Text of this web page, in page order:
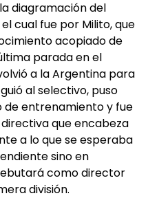
diagramación del
cual fue por Milito, que
acopiado de
parada en el
a la Argentina para
al selectivo, puso
entrenamiento y fue
que encabeza
a lo que se esperaba
sino en
como director
división.